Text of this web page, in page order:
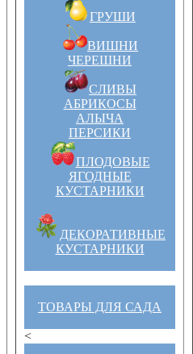
ГРУШИ
ВИШНИ
ЧЕРЕШНИ
СЛИВЫ
АБРИКОСЫ
АЛЫЧА
ПЕРСИКИ
ПЛОДОВЫЕ
ЯГОДНЫЕ
КУСТАРНИКИ
ДЕКОРАТИВНЫЕ
КУСТАРНИКИ
ТОВАРЫ ДЛЯ САДА
<